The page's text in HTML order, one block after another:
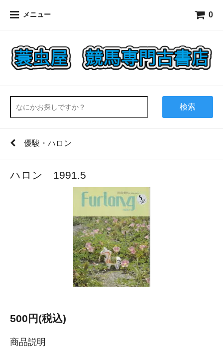
メニュー 0
検索
優駿・ハロン
ハロン 1991.5
500円(税込)
商品説明